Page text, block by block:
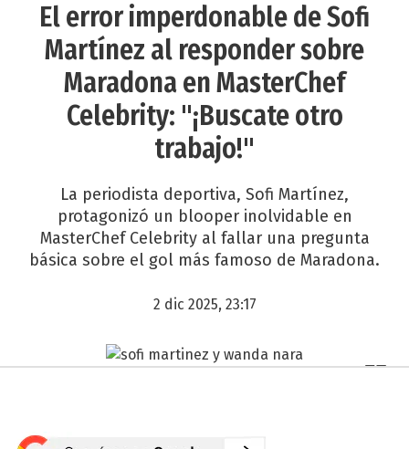
El error imperdonable de Sofi
Martínez al responder sobre
Maradona en MasterChef
Celebrity: "¡Buscate otro
trabajo!"
La periodista deportiva, Sofi Martínez,
protagonizó un blooper inolvidable en
MasterChef Celebrity al fallar una pregunta
básica sobre el gol más famoso de Maradona.
2 dic 2025, 23:17